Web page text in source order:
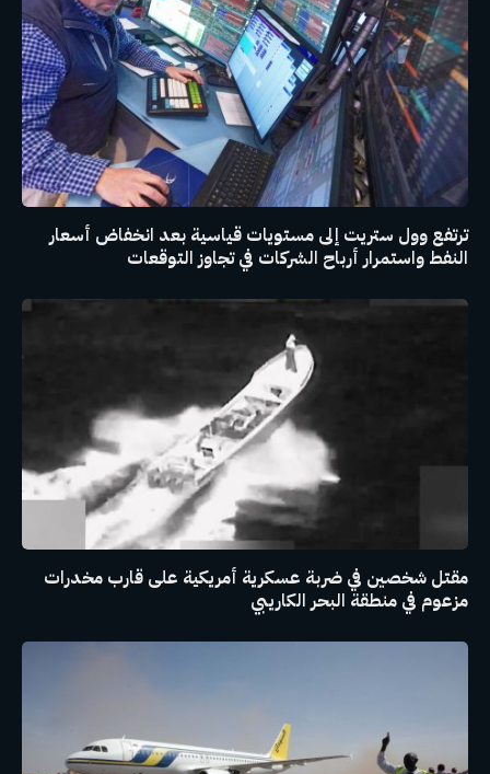
ترتفع وول ستريت إلى مستويات قياسية بعد انخفاض أسعار
النفط واستمرار أرباح الشركات في تجاوز التوقعات
مقتل شخصين في ضربة عسكرية أمريكية على قارب مخدرات
مزعوم في منطقة البحر الكاريبي